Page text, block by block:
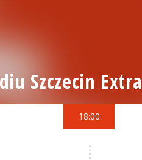
Szczecin Extra
18:00